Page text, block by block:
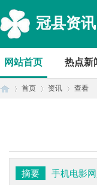
冠县资
网站首页 热点新
首页 资讯 查看
摘要
手机电影